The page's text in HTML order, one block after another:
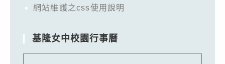
網站維護之css使用說明
基隆女中校園行事曆